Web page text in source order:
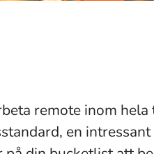
remote inom hela
en